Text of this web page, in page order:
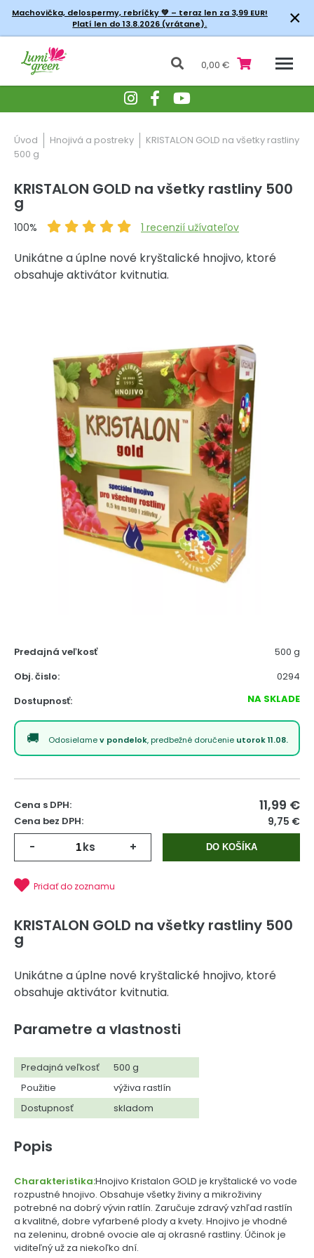
Machovička, delospermy, rebríčky💚 – teraz len za 3,99 EUR!
Platí len do 13.8.2026 (vrátane).
×
0,00 €
Úvod Hnojivá a postreky
KRISTALON GOLD na všetky rastliny
500 g
KRISTALON GOLD na všetky rastliny 500
g
100% 1 recenzií užívateľov
Unikátne a úplne nové kryštalické hnojivo, ktoré
obsahuje aktivátor kvitnutia.
Predajná veľkosť
500 g
Obj. čislo:
0294
Dostupnosť:
NA SKLADE
Odosielamev pondelok, predbežné doručenie utorok 11.08.
Cena s DPH: 11,99 €
Cena bez DPH: 9,75 €
- ks + DO KOŠÍKA
Pridať do zoznamu
KRISTALON GOLD na všetky rastliny 500
g
Unikátne a úplne nové kryštalické hnojivo, ktoré
obsahuje aktivátor kvitnutia.
Parametre a vlastnosti
Predajná veľkosť
500 g
Použitie
výživa rastlín
Dostupnosť
skladom
Popis
Charakteristika:Hnojivo Kristalon GOLD je kryštalické vo vode
rozpustné hnojivo. Obsahuje všetky živiny a mikroživiny
potrebné na dobrý vývin ratlín. Zaručuje zdravý vzhľad rastlín
a kvalitné, dobre vyfarbené plody a kvety. Hnojivo je vhodné
na zeleninu, drobné ovocie ale aj okrasné rastliny. Účinok je
viditeľný už za niekoľko dní.